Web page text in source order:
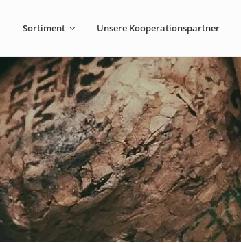
Sortiment Unsere Kooperationspartner